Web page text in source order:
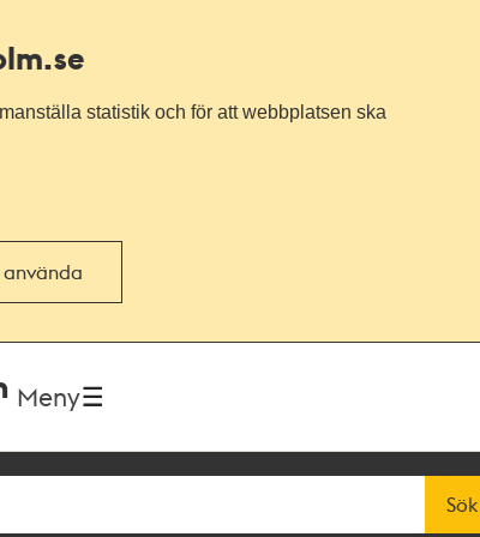
statistik och för att webbplatsen ska
Meny
Sök